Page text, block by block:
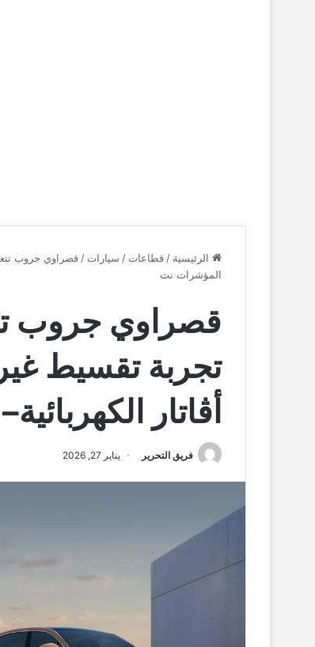
الرئيسية / قطاعات / سيارات / قصراوي جروب
المؤشرات نت
قصراوي جروب
تجربة تقسيط
أڤاتار
فريق التحرير يناير 27, 2026